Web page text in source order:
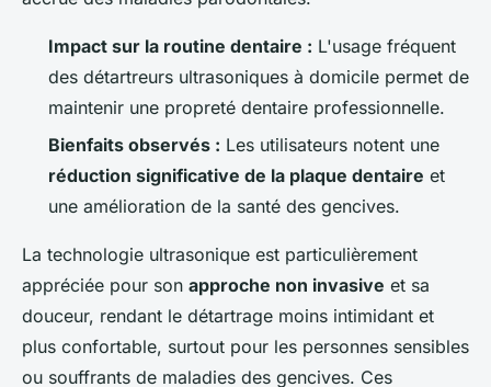
Impact sur la routine dentaire : L'usage fréquent
des détartreurs ultrasoniques à domicile permet de
maintenir une propreté dentaire professionnelle.
Bienfaits observés : Les utilisateurs notent une
réduction significative de la plaque dentaire et
une amélioration de la santé des gencives.
La technologie ultrasonique est particulièrement
appréciée pour son approche non invasive et sa
douceur, rendant le détartrage moins intimidant et
plus confortable, surtout pour les personnes sensibles
ou souffrants de maladies des gencives. Ces